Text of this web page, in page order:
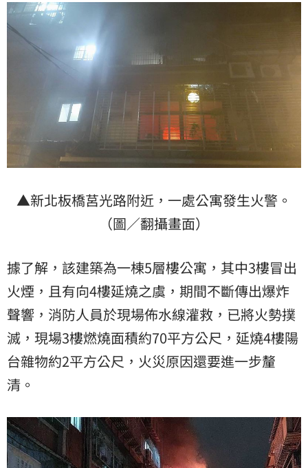
▲新北板橋莒光路附近，一處公寓發生火警。
（圖／翻攝畫面）
據了解，該建築為一棟5層樓公寓，其中3樓冒出
火煙，且有向4樓延燒之虞，期間不斷傳出爆炸
聲響，消防人員於現場佈水線灌救，已將火勢撲
滅，現場3樓燃燒面積約70平方公尺，延燒4樓陽
台雜物約2平方公尺，火災原因還要進一步釐
清。